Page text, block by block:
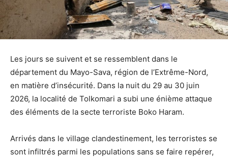
Les jours se suivent et se ressemblent dans le
département du Mayo-Sava, région de l’Extrême-Nord,
en matière d’insécurité. Dans la nuit du 29 au 30 juin
2026, la localité de Tolkomari a subi une énième attaque
des éléments de la secte terroriste Boko Haram.
Arrivés dans le village clandestinement, les terroristes se
sont infiltrés parmi les populations sans se faire repérer,